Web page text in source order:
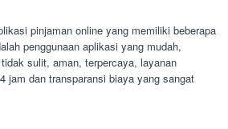
pinjaman online yang memiliki beberapa
penggunaan aplikasi yang mudah,
sulit, aman, terpercaya, layanan
jam dan transparansi biaya yang sangat